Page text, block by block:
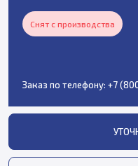
Снят с производства
Заказ по телефону: +7